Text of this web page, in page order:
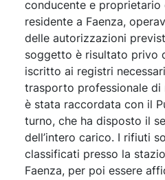
conducente e proprietario
residente a Faenza,
delle autorizzazioni
soggetto è risultato privo
iscritto ai registri
trasporto professionale
è stata raccordata con il
turno, che ha disposto il
dell’intero carico. I rifiuti
classificati presso la
Faenza, per poi essere